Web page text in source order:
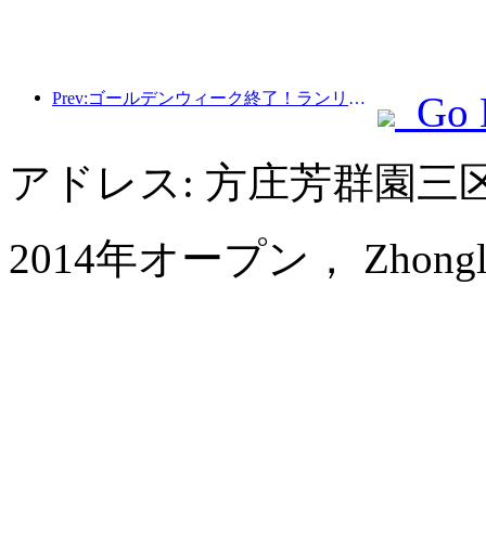
Prev:ゴールデンウィーク終了！ランリッツホテルの業績は喜ばしい
Go
アドレス: 方庄芳群園三
2014年オープン，